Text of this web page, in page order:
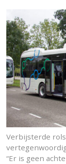
Verbijsterde
“Er is geen